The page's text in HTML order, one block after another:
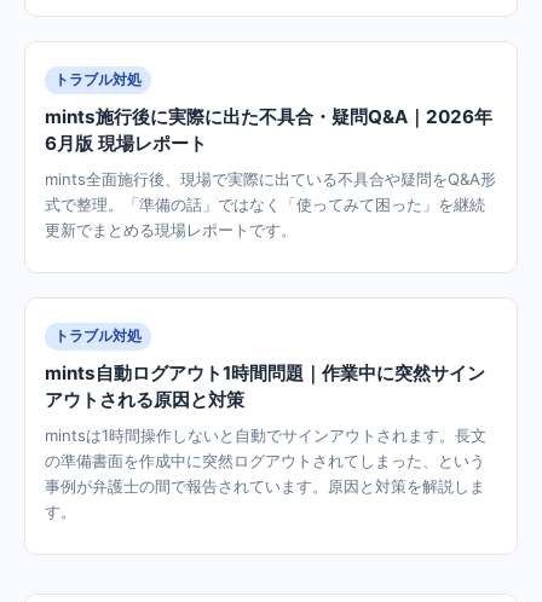
トラブル対処
mints施行後に実際に出た不具合・疑問Q&A｜2026年
6月版 現場レポート
mints全面施行後、現場で実際に出ている不具合や疑問をQ&A形
式で整理。「準備の話」ではなく「使ってみて困った」を継続
更新でまとめる現場レポートです。
トラブル対処
mints自動ログアウト1時間問題｜作業中に突然サイン
アウトされる原因と対策
mintsは1時間操作しないと自動でサインアウトされます。長文
の準備書面を作成中に突然ログアウトされてしまった、という
事例が弁護士の間で報告されています。原因と対策を解説しま
す。